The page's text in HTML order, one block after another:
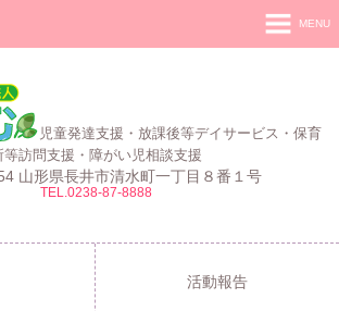
児童発達支援・放課後等デイサービス・保育
等訪問支援・障がい児相談支援
山形県長井市清水町一丁目８番１号
TEL.0238-87-8888
MENU
活動報告